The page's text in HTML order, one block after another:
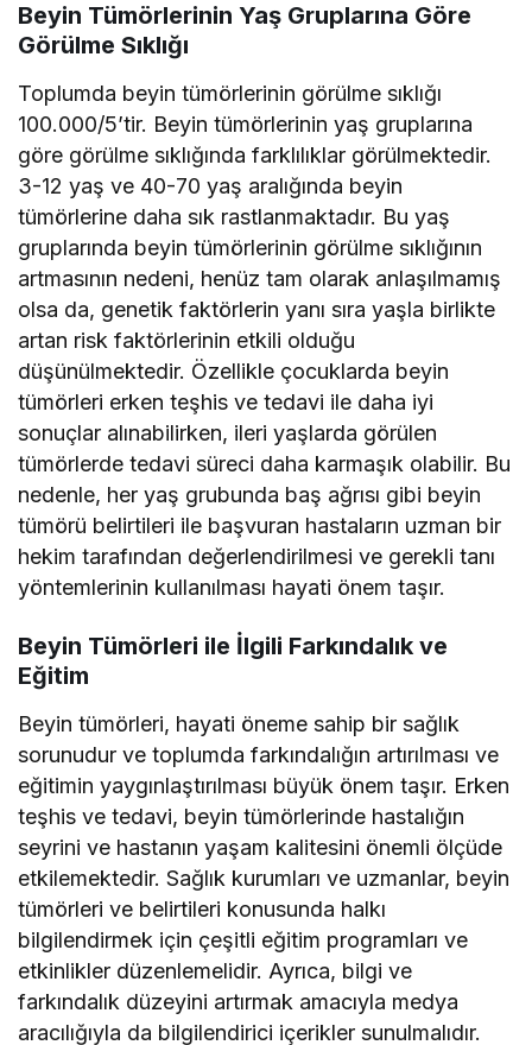
Beyin Tümörlerinin Yaş Gruplarına Göre
Görülme Sıklığı
Toplumda beyin tümörlerinin görülme sıklığı
100.000/5’tir. Beyin tümörlerinin yaş gruplarına
göre görülme sıklığında farklılıklar görülmektedir.
3-12 yaş ve 40-70 yaş aralığında beyin
tümörlerine daha sık rastlanmaktadır. Bu yaş
gruplarında beyin tümörlerinin görülme sıklığının
artmasının nedeni, henüz tam olarak anlaşılmamış
olsa da, genetik faktörlerin yanı sıra yaşla birlikte
artan risk faktörlerinin etkili olduğu
düşünülmektedir. Özellikle çocuklarda beyin
tümörleri erken teşhis ve tedavi ile daha iyi
sonuçlar alınabilirken, ileri yaşlarda görülen
tümörlerde tedavi süreci daha karmaşık olabilir. Bu
nedenle, her yaş grubunda baş ağrısı gibi beyin
tümörü belirtileri ile başvuran hastaların uzman bir
hekim tarafından değerlendirilmesi ve gerekli tanı
yöntemlerinin kullanılması hayati önem taşır.
Beyin Tümörleri ile İlgili Farkındalık ve
Eğitim
Beyin tümörleri, hayati öneme sahip bir sağlık
sorunudur ve toplumda farkındalığın artırılması ve
eğitimin yaygınlaştırılması büyük önem taşır. Erken
teşhis ve tedavi, beyin tümörlerinde hastalığın
seyrini ve hastanın yaşam kalitesini önemli ölçüde
etkilemektedir. Sağlık kurumları ve uzmanlar, beyin
tümörleri ve belirtileri konusunda halkı
bilgilendirmek için çeşitli eğitim programları ve
etkinlikler düzenlemelidir. Ayrıca, bilgi ve
farkındalık düzeyini artırmak amacıyla medya
aracılığıyla da bilgilendirici içerikler sunulmalıdır.